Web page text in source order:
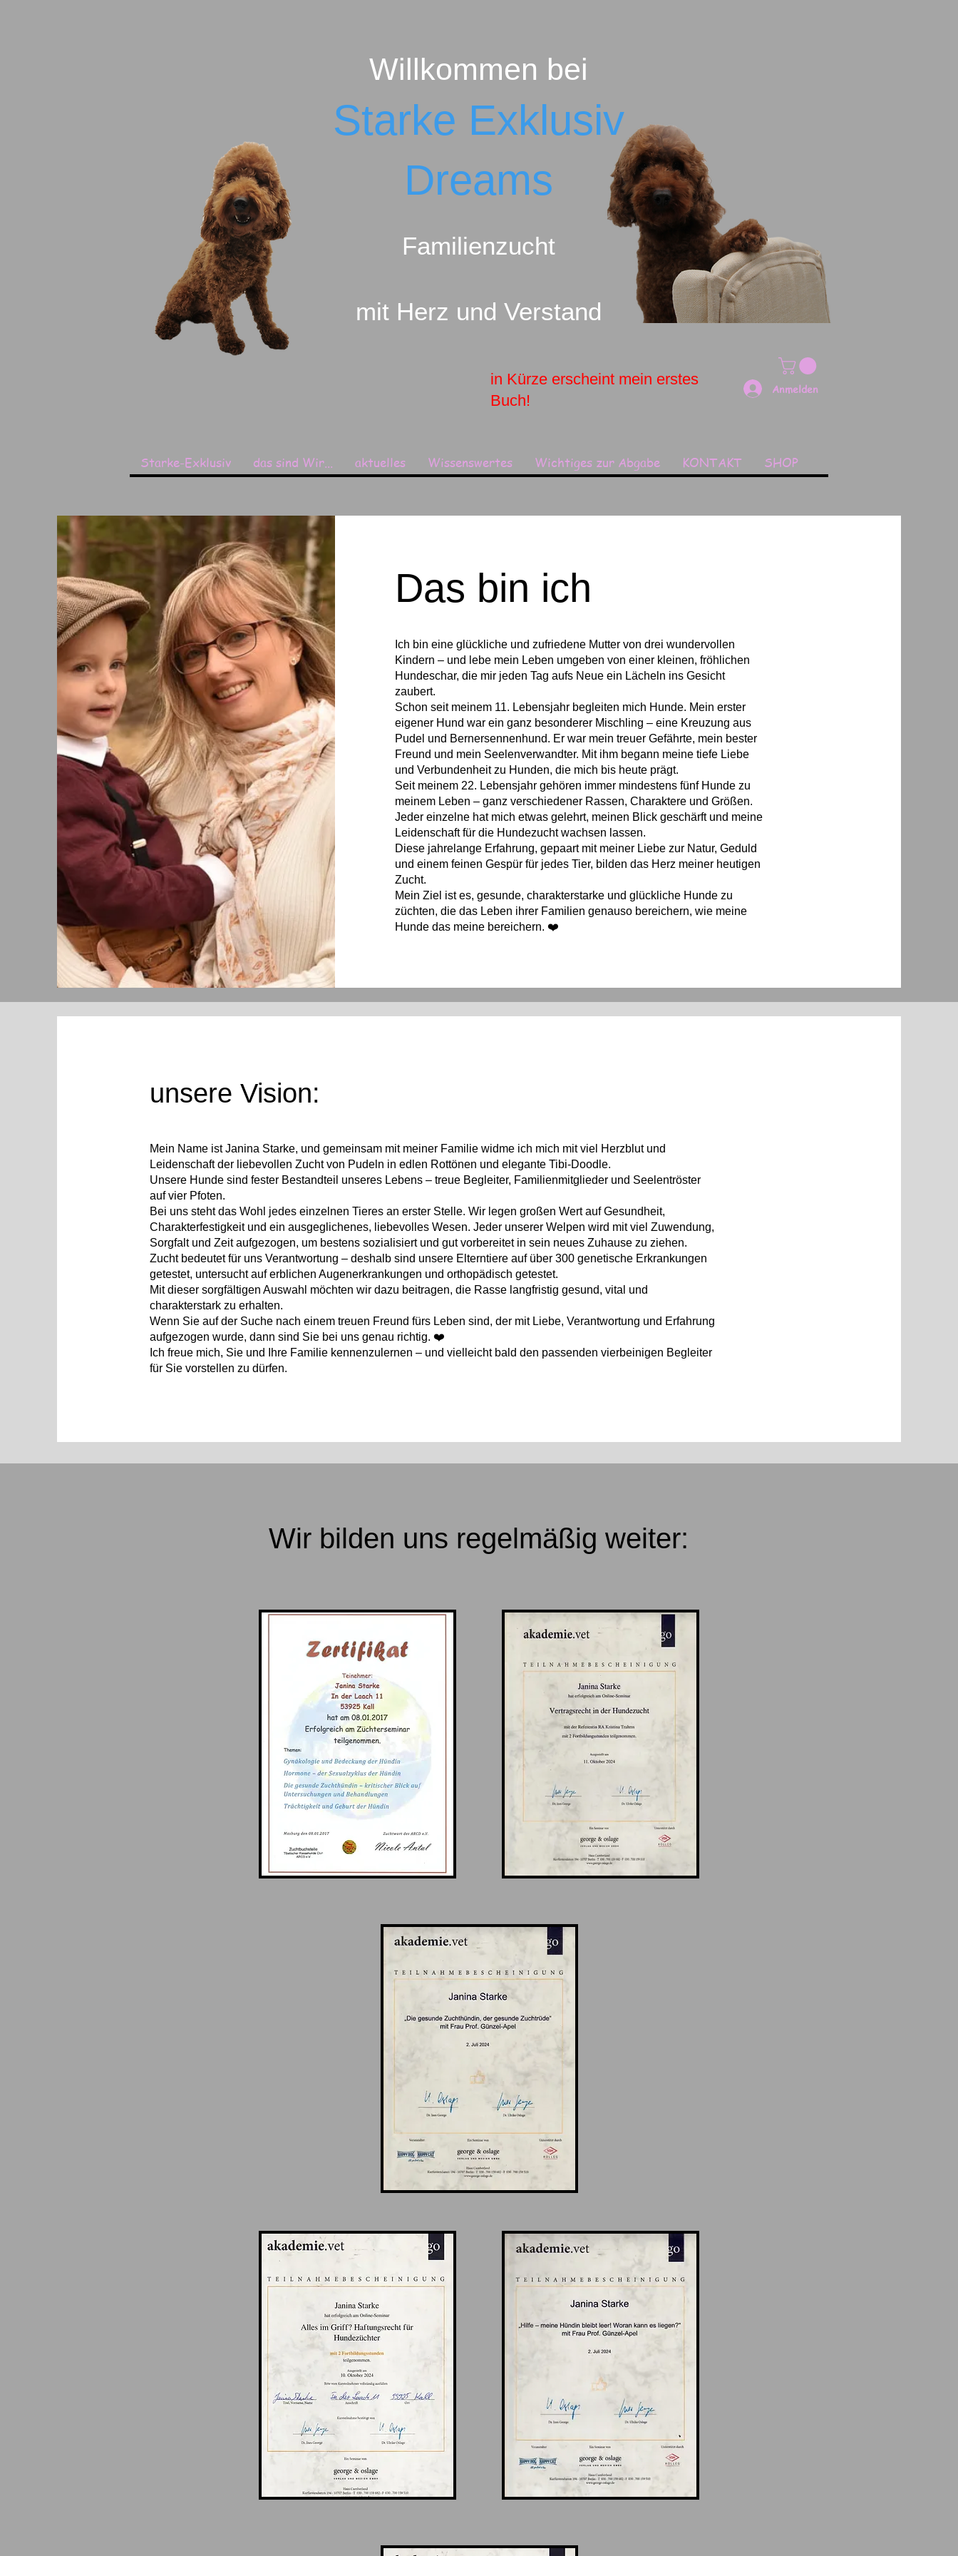
Willkommen bei
Starke Exklusiv
Dreams
Familienzucht
mit Herz und Verstand
Anmelden
in Kürze erscheint mein erstes
Buch!
Starke-Exklusiv das sind Wir... aktuelles Wissenswertes Wichtiges zur Abgabe KONTAKT SHOP
Das bin ich
Ich bin eine glückliche und zufriedene Mutter von drei wundervollen
Kindern – und lebe mein Leben umgeben von einer kleinen, fröhlichen
Hundeschar, die mir jeden Tag aufs Neue ein Lächeln ins Gesicht
zaubert.
Schon seit meinem 11. Lebensjahr begleiten mich Hunde. Mein erster
eigener Hund war ein ganz besonderer Mischling – eine Kreuzung aus
Pudel und Bernersennenhund. Er war mein treuer Gefährte, mein bester
Freund und mein Seelenverwandter. Mit ihm begann meine tiefe Liebe
und Verbundenheit zu Hunden, die mich bis heute prägt.
Seit meinem 22. Lebensjahr gehören immer mindestens fünf Hunde zu
meinem Leben – ganz verschiedener Rassen, Charaktere und Größen.
Jeder einzelne hat mich etwas gelehrt, meinen Blick geschärft und meine
Leidenschaft für die Hundezucht wachsen lassen.
Diese jahrelange Erfahrung, gepaart mit meiner Liebe zur Natur, Geduld
und einem feinen Gespür für jedes Tier, bilden das Herz meiner heutigen
Zucht.
Mein Ziel ist es, gesunde, charakterstarke und glückliche Hunde zu
züchten, die das Leben ihrer Familien genauso bereichern, wie meine
Hunde das meine bereichern. ❤️
unsere Vision:
Mein Name ist Janina Starke, und gemeinsam mit meiner Familie widme ich mich mit viel Herzblut und
Leidenschaft der liebevollen Zucht von Pudeln in edlen Rottönen und elegante Tibi-Doodle.
Unsere Hunde sind fester Bestandteil unseres Lebens – treue Begleiter, Familienmitglieder und Seelentröster
auf vier Pfoten.
Bei uns steht das Wohl jedes einzelnen Tieres an erster Stelle. Wir legen großen Wert auf Gesundheit,
Charakterfestigkeit und ein ausgeglichenes, liebevolles Wesen. Jeder unserer Welpen wird mit viel Zuwendung,
Sorgfalt und Zeit aufgezogen, um bestens sozialisiert und gut vorbereitet in sein neues Zuhause zu ziehen.
Zucht bedeutet für uns Verantwortung – deshalb sind unsere Elterntiere auf über 300 genetische Erkrankungen
getestet, untersucht auf erblichen Augenerkrankungen und orthopädisch getestet.
Mit dieser sorgfältigen Auswahl möchten wir dazu beitragen, die Rasse langfristig gesund, vital und
charakterstark zu erhalten.
Wenn Sie auf der Suche nach einem treuen Freund fürs Leben sind, der mit Liebe, Verantwortung und Erfahrung
aufgezogen wurde, dann sind Sie bei uns genau richtig. ❤️
Ich freue mich, Sie und Ihre Familie kennenzulernen – und vielleicht bald den passenden vierbeinigen Begleiter
für Sie vorstellen zu dürfen.
Wir bilden uns regelmäßig weiter: